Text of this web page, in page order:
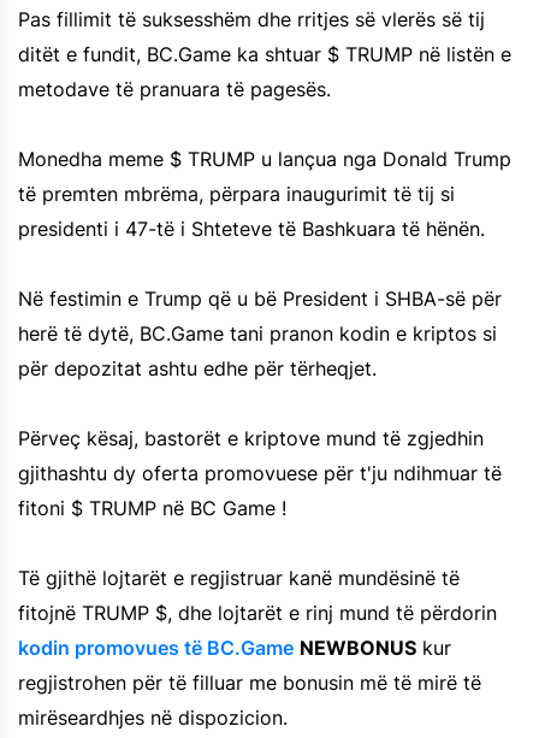
Pas fillimit të suksesshëm dhe rritjes së vlerës së tij
ditët e fundit, BC.Game ka shtuar $ TRUMP në listën e
metodave të pranuara të pagesës.
Monedha meme $ TRUMP u lançua nga Donald Trump
të premten mbrëma, përpara inaugurimit të tij si
presidenti i 47-të i Shteteve të Bashkuara të hënën.
Në festimin e Trump që u bë President i SHBA-së për
herë të dytë, BC.Game tani pranon kodin e kriptos si
për depozitat ashtu edhe për tërheqjet.
Përveç kësaj, bastorët e kriptove mund të zgjedhin
gjithashtu dy oferta promovuese për t'ju ndihmuar të
fitoni $ TRUMP në BC Game !
Të gjithë lojtarët e regjistruar kanë mundësinë të
fitojnë TRUMP $, dhe lojtarët e rinj mund të përdorin
kodin promovues të BC.Game NEWBONUS kur
regjistrohen për të filluar me bonusin më të mirë të
mirëseardhjes në dispozicion.